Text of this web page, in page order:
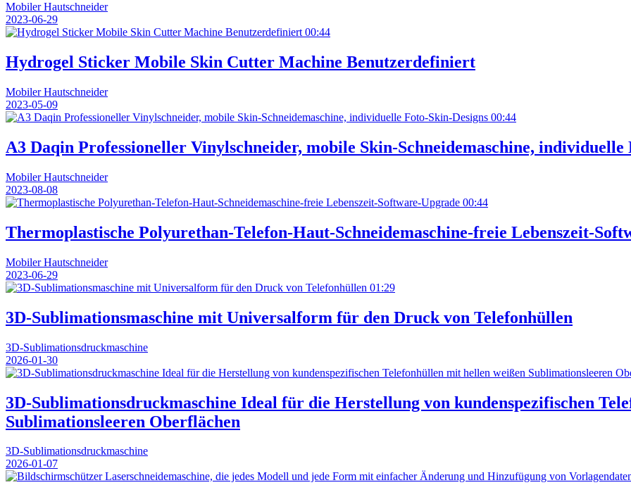
Mobiler Hautschneider
2023-06-29
00:44
Hydrogel Sticker Mobile Skin Cutter Machine Benutzerdefiniert
Mobiler Hautschneider
2023-05-09
00:44
A3 Daqin Professioneller Vinylschneider, mobile Skin-Schneidemaschine, individuelle
Mobiler Hautschneider
2023-08-08
00:44
Thermoplastische Polyurethan-Telefon-Haut-Schneidemaschine-freie Lebenszeit-
Mobiler Hautschneider
2023-06-29
01:29
3D-Sublimationsmaschine mit Universalform für den Druck von Telefonhüllen
3D-Sublimationsdruckmaschine
2026-01-30
3D-Sublimationsdruckmaschine Ideal für die Herstellung von kundenspezifischen
Sublimationsleeren Oberflächen
3D-Sublimationsdruckmaschine
2026-01-07